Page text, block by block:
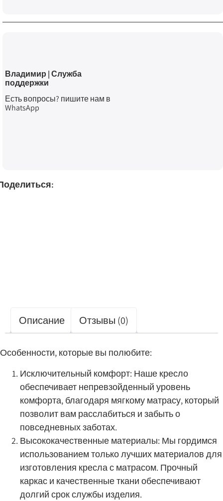
Владимир | Служба
поддержки
Есть вопросы? пишите нам в
WhatsApp
Описание Отзывы (0)
Особенности, которые вы полюбите:
Исключительный комфорт: Наше кресло
обеспечивает непревзойденный уровень
комфорта, благодаря мягкому матрасу, который
позволит вам расслабиться и забыть о
повседневных заботах.
Высококачественные материалы: Мы гордимся
использованием только лучших материалов для
изготовления кресла с матрасом. Прочный
каркас и качественные ткани обеспечивают
долгий срок службы изделия.